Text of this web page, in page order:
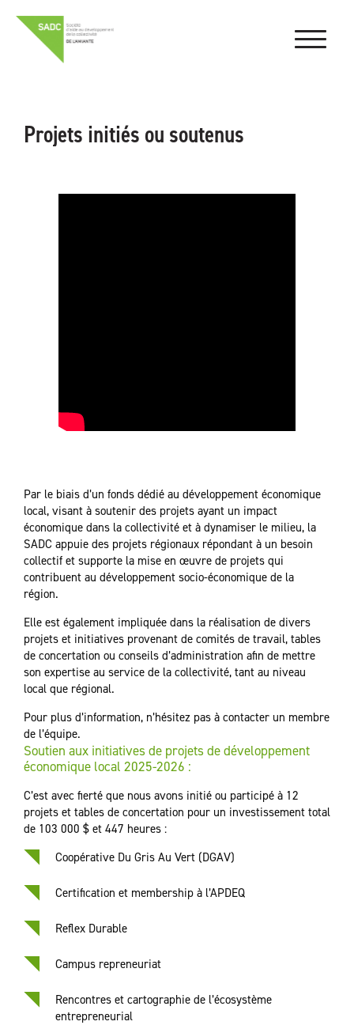
Projets initiés ou soutenus
Par le biais d’un fonds dédié au développement économique
local, visant à soutenir des projets ayant un impact
économique dans la collectivité et à dynamiser le milieu, la
SADC appuie des projets régionaux répondant à un besoin
collectif et supporte la mise en œuvre de projets qui
contribuent au développement socio-économique de la
région.
Elle est également impliquée dans la réalisation de divers
projets et initiatives provenant de comités de travail, tables
de concertation ou conseils d’administration afin de mettre
son expertise au service de la collectivité, tant au niveau
local que régional.
Pour plus d’information, n’hésitez pas à contacter un membre
de l’équipe.
Soutien aux initiatives de projets de développement
économique local 2025-2026 :
C’est avec fierté que nous avons initié ou participé à 12
projets et tables de concertation pour un investissement total
de 103 000 $ et 447 heures :
Coopérative Du Gris Au Vert (DGAV)
Certification et membership à l’APDEQ
Reflex Durable
Campus repreneuriat
Rencontres et cartographie de l’écosystème
entrepreneurial